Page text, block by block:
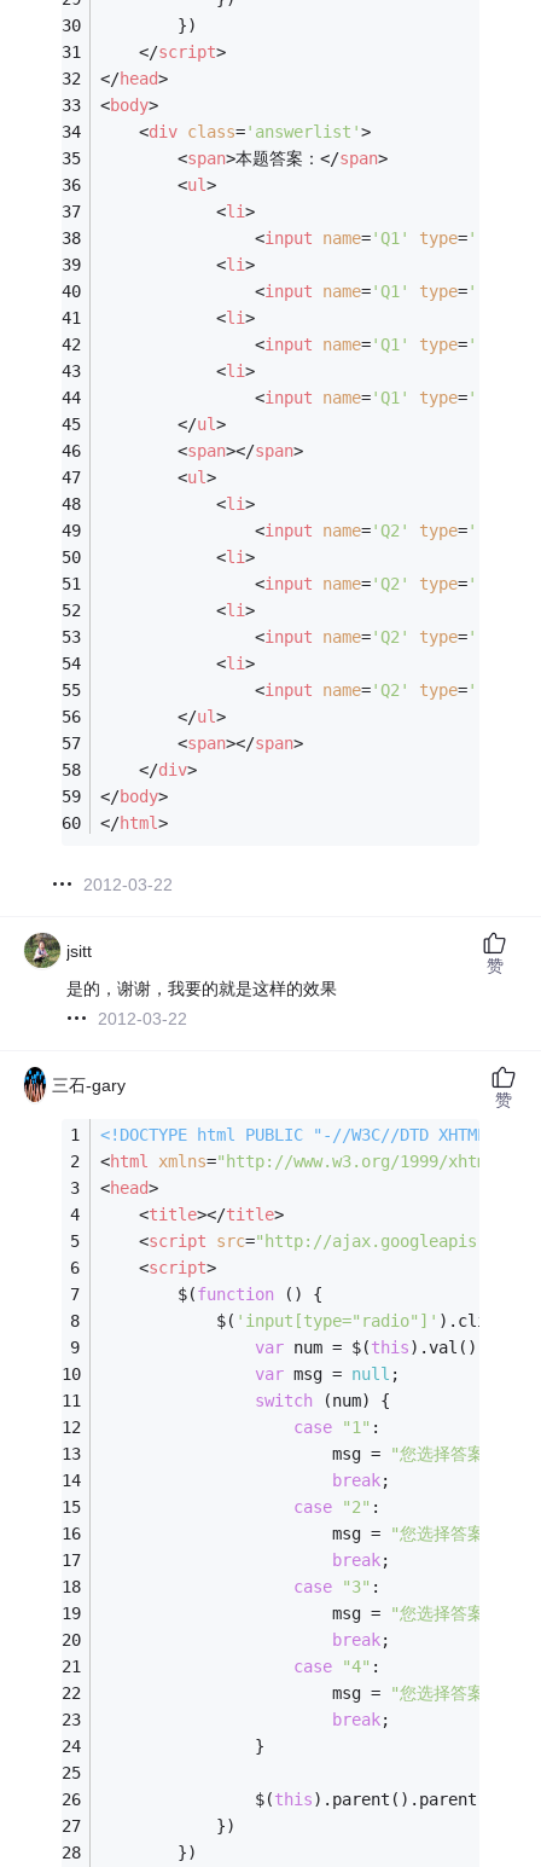
        })
</script>
</head>
<body>
<div class='answerlist'>
<span>本题答案：</span>
<ul>
<li>
<input name='Q1' type='radio'
<li>
<input name='Q1' type='radio'
<li>
<input name='Q1' type='radio'
<li>
<input name='Q1' type='radio'
</ul>
<span></span>
<ul>
<li>
<input name='Q2' type='radio'
<li>
<input name='Q2' type='radio'
<li>
<input name='Q2' type='radio'
<li>
<input name='Q2' type='radio'
</ul>
<span></span>
</div>
</body>
</html>
2012-03-22
jsitt
是的，谢谢，我要的就是这样的效果
2012-03-22
赞
三石-gary
<!DOCTYPE html PUBLIC
"-//W3C//DTD XHTML
<html xmlns="http://www.w3.org/1999/xhtml"
<head>
<title></title>
<script src="http://
<script>
        $(
function ( ) {
            $(
'input[type="radio"]' ).click(
var num = $(this).val();
var msg = null ;
switch (num) {
case
"1" :
                        msg =
"您选择答案的是A
break;
case
"2" :
                        msg =
"您选择答案的是B
break;
case
"3" :
                        msg =
"您选择答案的是C
break;
case
"4" :
                        msg =
"您选择答案的是D
break;
                }
                $(
this
            })
        })
赞